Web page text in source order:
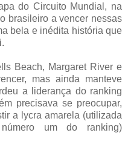
do Circuito Mundial, na
brasileiro a vencer nessas
bela e inédita história que
Beach, Margaret River e
mas ainda manteve
a liderança do ranking
precisava se preocupar,
a lycra amarela (utilizada
um do ranking)